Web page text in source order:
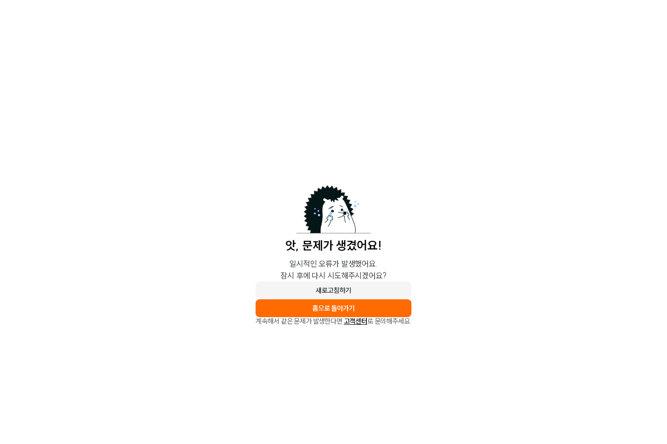
앗, 문제가 생겼어요!
일시적인 오류가 발생했어요.
잠시 후에 다시 시도해주시겠어요?
새로고침하기
홈으로 돌아가기
계속해서 같은 문제가 발생한다면 고객센터로 문의해주세요.